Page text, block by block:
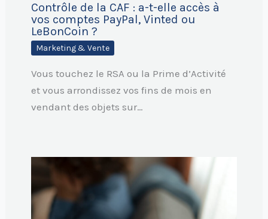
Contrôle de la CAF : a-t-elle accès à
vos comptes PayPal, Vinted ou
LeBonCoin ?
Marketing & Vente
Vous touchez le RSA ou la Prime d’Activité
et vous arrondissez vos fins de mois en
vendant des objets sur…